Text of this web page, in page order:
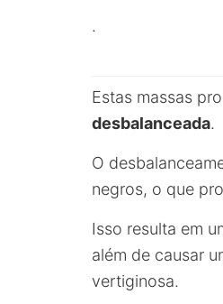
.
Estas massas
desbalanceada.
O
negros, o que
Isso resulta em
além de causar
vertiginosa.